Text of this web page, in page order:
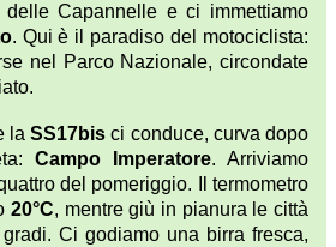
Capannelle e ci immettiamo
. Qui è il paradiso del motociclista:
nel Parco Nazionale, circondate
la SS17bis ci conduce, curva dopo
Campo Imperatore. Arriviamo
del pomeriggio. Il termometro
20°C, mentre giù in pianura le città
Ci godiamo una birra fresca,